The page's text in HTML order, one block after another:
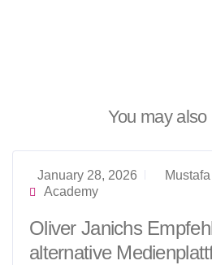
You may also
January 28, 2026
Academy
Oliver Janichs
alternative